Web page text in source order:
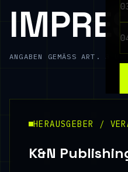
ANGABEN GEMÄSS ART. 3
HERAUSGEBER /
K&N